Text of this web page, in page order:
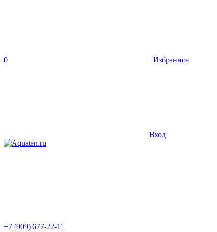
0 Избранное
Вход
+7 (909) 677-22-11